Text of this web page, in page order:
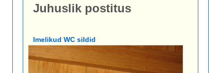
Juhuslik postitus
Imelikud WC sildid